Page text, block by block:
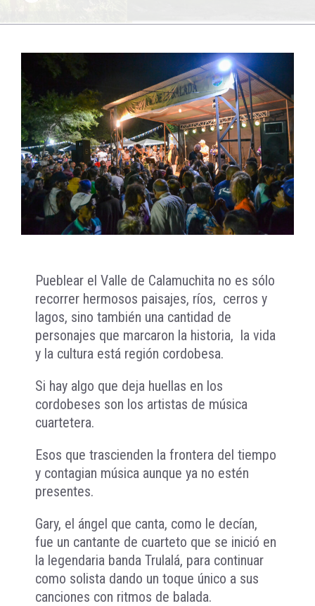
Pueblear el Valle de Calamuchita no es sólo
recorrer hermosos paisajes, ríos, cerros y
lagos, sino también una cantidad de
personajes que marcaron la historia, la vida
y la cultura está región cordobesa.
Si hay algo que deja huellas en los
cordobeses son los artistas de música
cuartetera.
Esos que trascienden la frontera del tiempo
y contagian música aunque ya no estén
presentes.
Gary, el ángel que canta, como le decían,
fue un cantante de cuarteto que se inició en
la legendaria banda Trulalá, para continuar
como solista dando un toque único a sus
canciones con ritmos de balada.